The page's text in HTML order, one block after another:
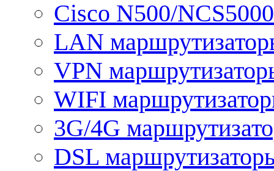
Cisco N500/
LAN
VPN
WIFI
3G/4G
DSL